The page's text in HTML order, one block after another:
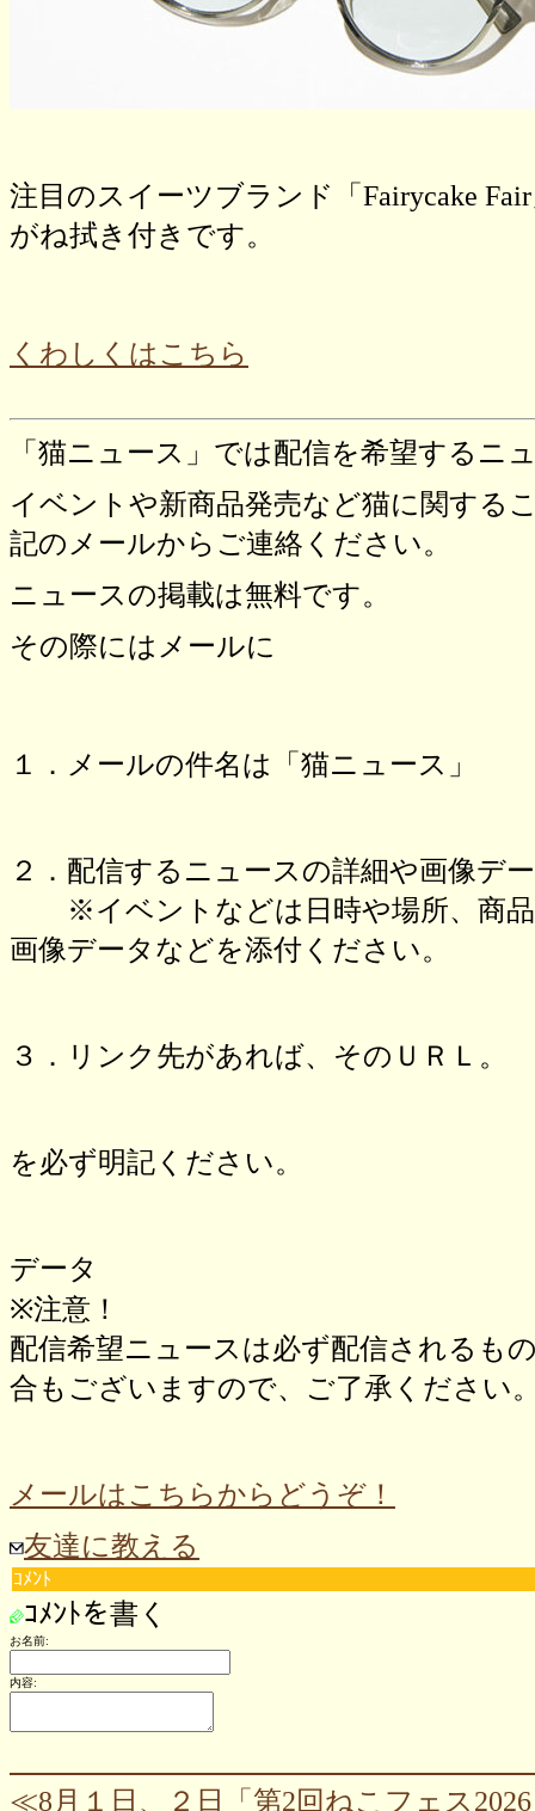
注目のスイーツブランド「Fairycake
がね拭き付きです。
くわしくはこちら
「猫ニュース」では配信を希望するニ
イベントや新商品発売など猫に関する
記のメールからご連絡ください。
ニュースの掲載は無料です。
その際にはメールに
１．メールの件名は「猫ニュース」
２．配信するニュースの詳細や画像デ
※イベントなどは日時や場所、商品
画像データなどを添付ください。
３．リンク先があれば、そのＵＲＬ。
を必ず明記ください。
データ
※注意！
配信希望ニュースは必ず配信されるも
合もございますので、ご了承ください
メールはこちらからどうぞ！
友達に教える
ｺﾒﾝﾄ
ｺﾒﾝﾄを書く
お名前:
内容:
≪8月１日、２日「第2回ねこフェス